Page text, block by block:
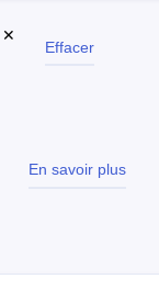
✕
Effacer
En savoir plus
test